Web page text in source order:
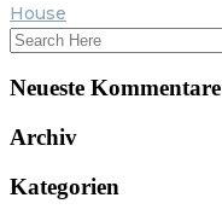
House
Neueste Kommentare
Archiv
Kategorien